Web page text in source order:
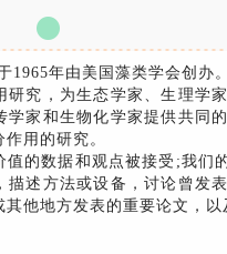
1965年由美国藻类学会创办
研究，为生态学家、生理学
学家和生物化学家提供共同
用的研究。
值的数据和观点被接受;我们
描述方法或设备，讨论曾发
他地方发表的重要论文，以